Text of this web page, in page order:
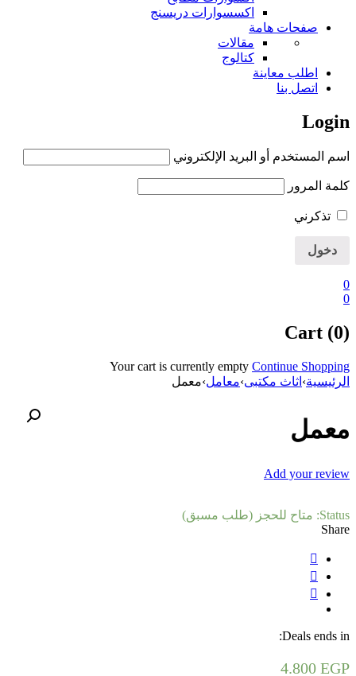
اكسسوارات دريسنج
صفحات هامة
مقالات
كتالوج
اطلب معاينة
اتصل بنا
Login
اسم المستخدم أو البريد الإلكتروني
كلمة المرور
تذكرني
0
0
Cart (0)
Your cart is currently empty Continue Shopping
الرئيسية› اثاث مكتبى›معامل›معمل
معمل
Add your review
Status: متاح للحجز (طلب مسبق)
Share
Deals ends in:
4.800 EGP